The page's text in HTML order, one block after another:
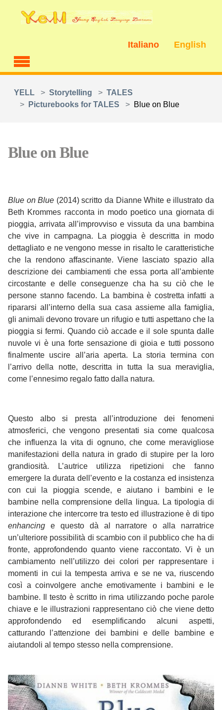
Italiano English
YELL
Storytelling
TALES
Picturebooks for TALES
Blue on Blue
Blue on Blue
Blue on Blue (2014) scritto da Dianne White e illustrato da
Beth Krommes racconta in modo poetico una giornata di
pioggia, arrivata all’improvviso e vissuta da una bambina
che vive in campagna. La pioggia è descritta in modo
dettagliato e ne vengono messe in risalto le caratteristiche
che la rendono affascinante. Viene lasciato spazio alla
descrizione dei cambiamenti che essa porta all’ambiente
circostante e delle conseguenze cha ha su ciò che le
persone stanno facendo. La bambina è costretta infatti a
ripararsi all’interno della sua casa assieme alla famiglia,
gli animali devono trovare un rifugio e tutti aspettano che la
pioggia si fermi. Quando ciò accade e il sole spunta dalle
nuvole vi è una forte sensazione di gioia e tutti possono
finalmente uscire all’aria aperta. La storia termina con
l’arrivo della notte, descritta in tutta la sua meraviglia,
come l’ennesimo regalo fatto dalla natura.
Questo albo si presta all’introduzione dei fenomeni
atmosferici, che vengono presentati sia come qualcosa
che influenza la vita di ognuno, che come meravigliose
manifestazioni della natura in grado di stupire per la loro
grandiosità. L’autrice utilizza ripetizioni che fanno
emergere la durata dell’evento e la costanza ed insistenza
con cui la pioggia scende, e aiutano i bambini e le
bambine nella comprensione della lingua. La tipologia di
interazione che intercorre tra testo ed illustrazione è di tipo
enhancing e questo dà al narratore o alla narratrice
un’ulteriore possibilità di scambio con il pubblico che ha di
fronte, approfondendo quanto viene raccontato. Vi è un
cambiamento nell’utilizzo dei colori per rappresentare i
momenti in cui la tempesta arriva e se ne va, riuscendo
così a coinvolgere anche emotivamente i bambini e le
bambine. Il testo è scritto in rima utilizzando poche parole
chiave e le illustrazioni rappresentano ciò che viene detto
approfondendo ed esemplificando alcuni aspetti,
catturando l’attenzione dei bambini e delle bambine e
aiutandoli al tempo stesso nella comprensione.